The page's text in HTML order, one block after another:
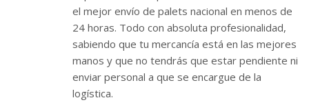
el mejor envío de palets nacional en menos de
24 horas. Todo con absoluta profesionalidad,
sabiendo que tu mercancía está en las mejores
manos y que no tendrás que estar pendiente ni
enviar personal a que se encargue de la
logística.